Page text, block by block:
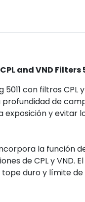
and VND Filters
5011 con filtros
de
exposición y evitar
la función
de CPL y VND.
duro y límite